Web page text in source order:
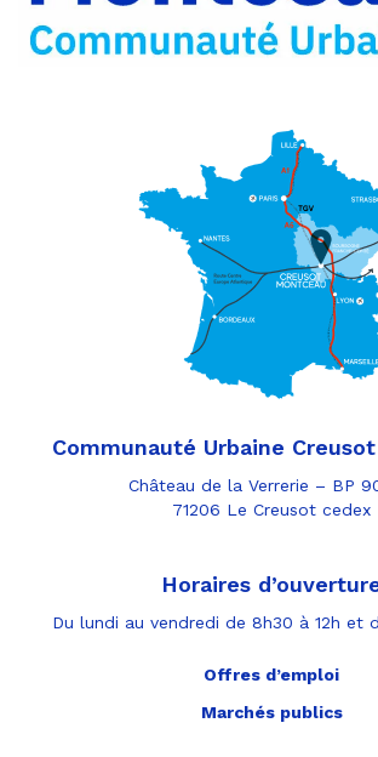
Communauté Urbaine
Château de la Verrerie – BP
71206 Le Creusot cedex
Horaires
Du lundi au vendredi de 8h30 à 12h et
Offres d’emploi
Marchés publics